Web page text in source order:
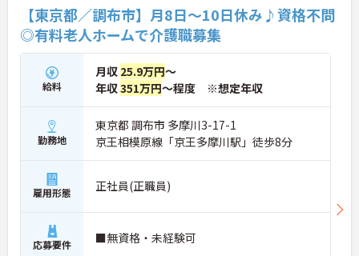
【東京都／調布市】月8日～10日休み♪資格不問
◎有料老人ホームで介護職募集
給料
月収 25.9万円～
年収351万円～程度 ※想定年収
勤務地
東京都 調布市 多摩川3-17-1
京王相模原線「京王多摩川駅」徒歩8分
雇用形態 正社員(正職員)
応募要件 ■無資格・未経験可